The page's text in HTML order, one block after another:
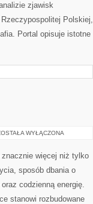
zjawisk
Polskiej,
Portal opisuje istotne
WYŁĄCZONA
więcej niż tylko
sposób dbania o
codzienną energię.
stanowi rozbudowane